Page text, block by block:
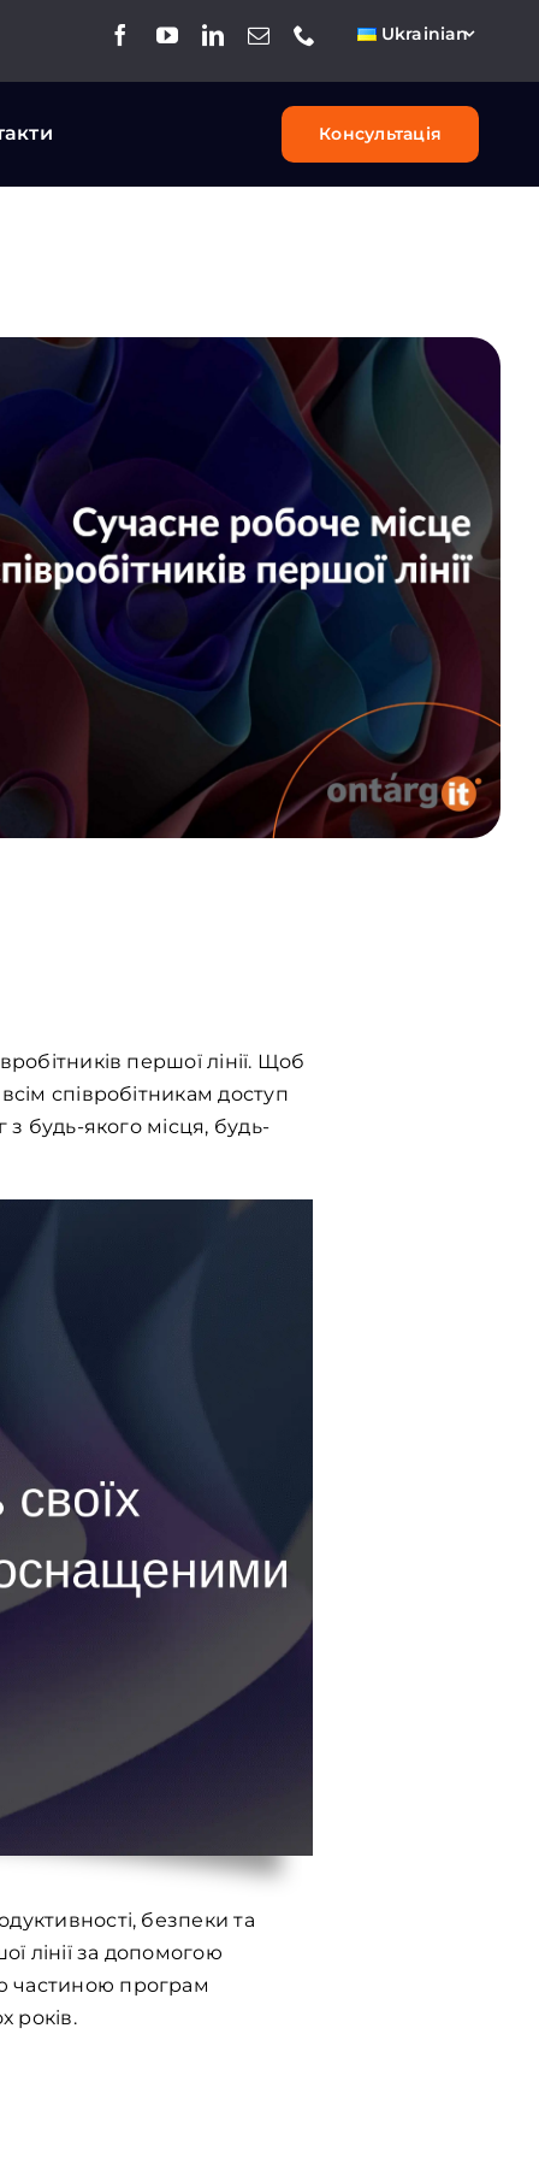
Ukrainian
Консультація
першої лінії. Щоб
співробітникам доступ
з будь-якого місця, будь-
безпеки та
лінії за допомогою
частиною програм
років.